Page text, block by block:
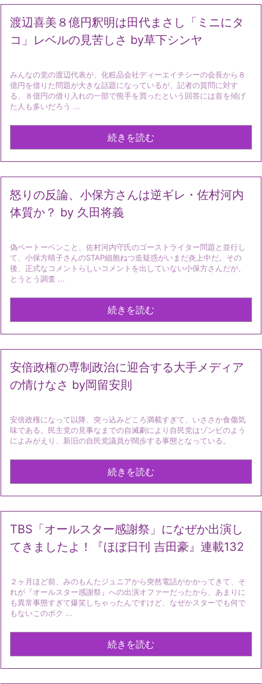
渡辺喜美８億円釈明は田代まさし「ミニにタ
コ」レベルの見苦しさ by草下シンヤ
みんなの党の渡辺代表が、化粧品会社ディーエイチシーの会長から８
億円を借りた問題が大きな話題になっているが、記者の質問に対す
る、８億円の借り入れの一部で熊手を買ったという回答には首を傾げ
た人も多いだろう ...
続きを読む
怒りの反論、小保方さんは逆ギレ・佐村河内
体質か？ by 久田将義
偽ベートーベンこと、佐村河内守氏のゴーストライター問題と並行し
て、小保方晴子さんのSTAP細胞ねつ造疑惑がいまだ炎上中だ。その
後、正式なコメントらしいコメントを出していない小保方さんだが、
とうとう調査 ...
続きを読む
安倍政権の専制政治に迎合する大手メディア
の情けなさ by岡留安則
安倍政権になって以降、突っ込みどころ満載すぎて、いささか食傷気
味である。民主党の見事なまでの自滅劇により自民党はゾンビのよう
によみがえり、新旧の自民党議員が闊歩する事態となっている。
続きを読む
TBS「オールスター感謝祭」になぜか出演し
てきましたよ！『ほぼ日刊 吉田豪』連載132
２ヶ月ほど前、みのもんたジュニアから突然電話がかかってきて、そ
れが『オールスター感謝祭』への出演オファーだったから、あまりに
も異常事態すぎて爆笑しちゃったんですけど、なぜかスターでも何で
もないこのボク ...
続きを読む